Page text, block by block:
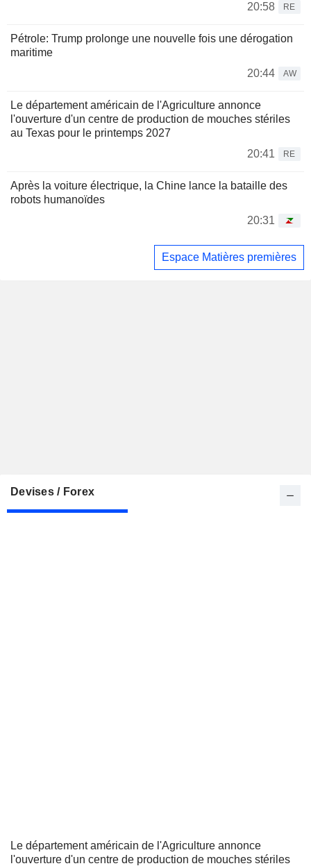
20:58 RE
Pétrole: Trump prolonge une nouvelle fois une dérogation
maritime
20:44
AW
Le département américain de l'Agriculture annonce
l'ouverture d'un centre de production de mouches stériles
au Texas pour le printemps 2027
20:41
RE
Après la voiture électrique, la Chine lance la bataille des
robots humanoïdes
20:31
Espace Matières premières
Devises / Forex
Le département américain de l'Agriculture annonce
l'ouverture d'un centre de production de mouches stériles